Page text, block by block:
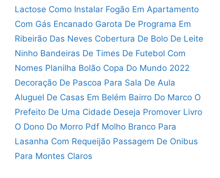
Lactose Como Instalar Fogão Em Apartamento
Com Gás Encanado Garota De Programa Em
Ribeirão Das Neves Cobertura De Bolo De Leite
Ninho Bandeiras De Times De Futebol Com
Nomes Planilha Bolão Copa Do Mundo 2022
Decoração De Pascoa Para Sala De Aula
Aluguel De Casas Em Belém Bairro Do Marco O
Prefeito De Uma Cidade Deseja Promover Livro
O Dono Do Morro Pdf Molho Branco Para
Lasanha Com Requeijão Passagem De Onibus
Para Montes Claros